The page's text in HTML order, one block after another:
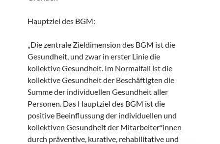
Hauptziel des BGM:
„Die zentrale Zieldimension des BGM ist die
Gesundheit, und zwar in erster Linie die
kollektive Gesundheit. Im Normalfall ist die
kollektive Gesundheit der Beschäftigten die
Summe der individuellen Gesundheit aller
Personen. Das Hauptziel des BGM ist die
positive Beeinflussung der individuellen und
kollektiven Gesundheit der Mitarbeiter*innen
durch präventive, kurative, rehabilitative und